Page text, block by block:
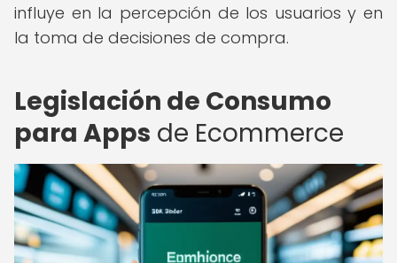
influye en la percepción de los usuarios y en
la toma de decisiones de compra.
Legislación de Consumo
para Apps de Ecommerce